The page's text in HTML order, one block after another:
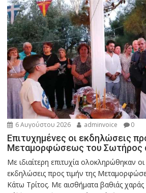
6 Αυγούστου 2026 adminvoice 0
Επιτυχημένες οι εκδηλώσεις
Μεταμορφώσεως του Σωτήρος
Με ιδιαίτερη επιτυχία ολοκληρώθηκαν οι
εκδηλώσεις προς τιμήν της
Κάτω Τρίτος. Με αισθήματα βαθιάς